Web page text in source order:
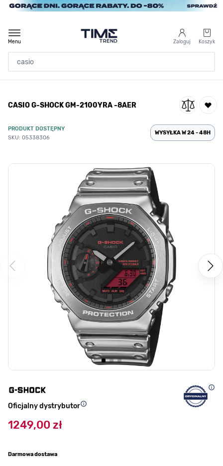
Przejdź do treści
Zaloguj Koszyk
Menu
/ CASIO G-SHOCK GM-2100YRA -8AER
CASIO G-SHOCK GM-2100YRA -8AER
PRODUKT DOSTĘPNY
SKU: 05338306
WYSYŁKA W 24 - 48H
Oficjalny dystrybutor
1249,00 zł
Darmowa dostawa